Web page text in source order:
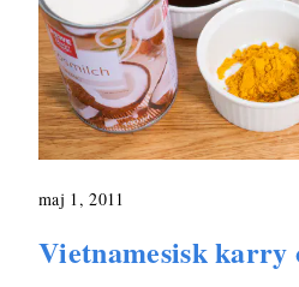
maj 1, 2011
Vietnamesisk karry